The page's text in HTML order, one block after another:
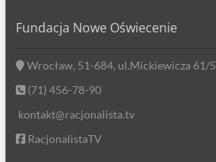
Fundacja Nowe Oświecenie
Wrocław, 51-684, ul.Mickiewicza 61/5
(71) 456-78-90
kontakt@racjonalista.tv
RacjonalistaTV